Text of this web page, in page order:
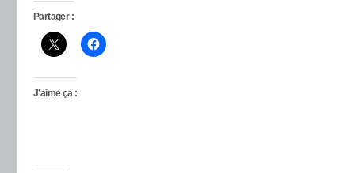
Partager :
J’aime ça :